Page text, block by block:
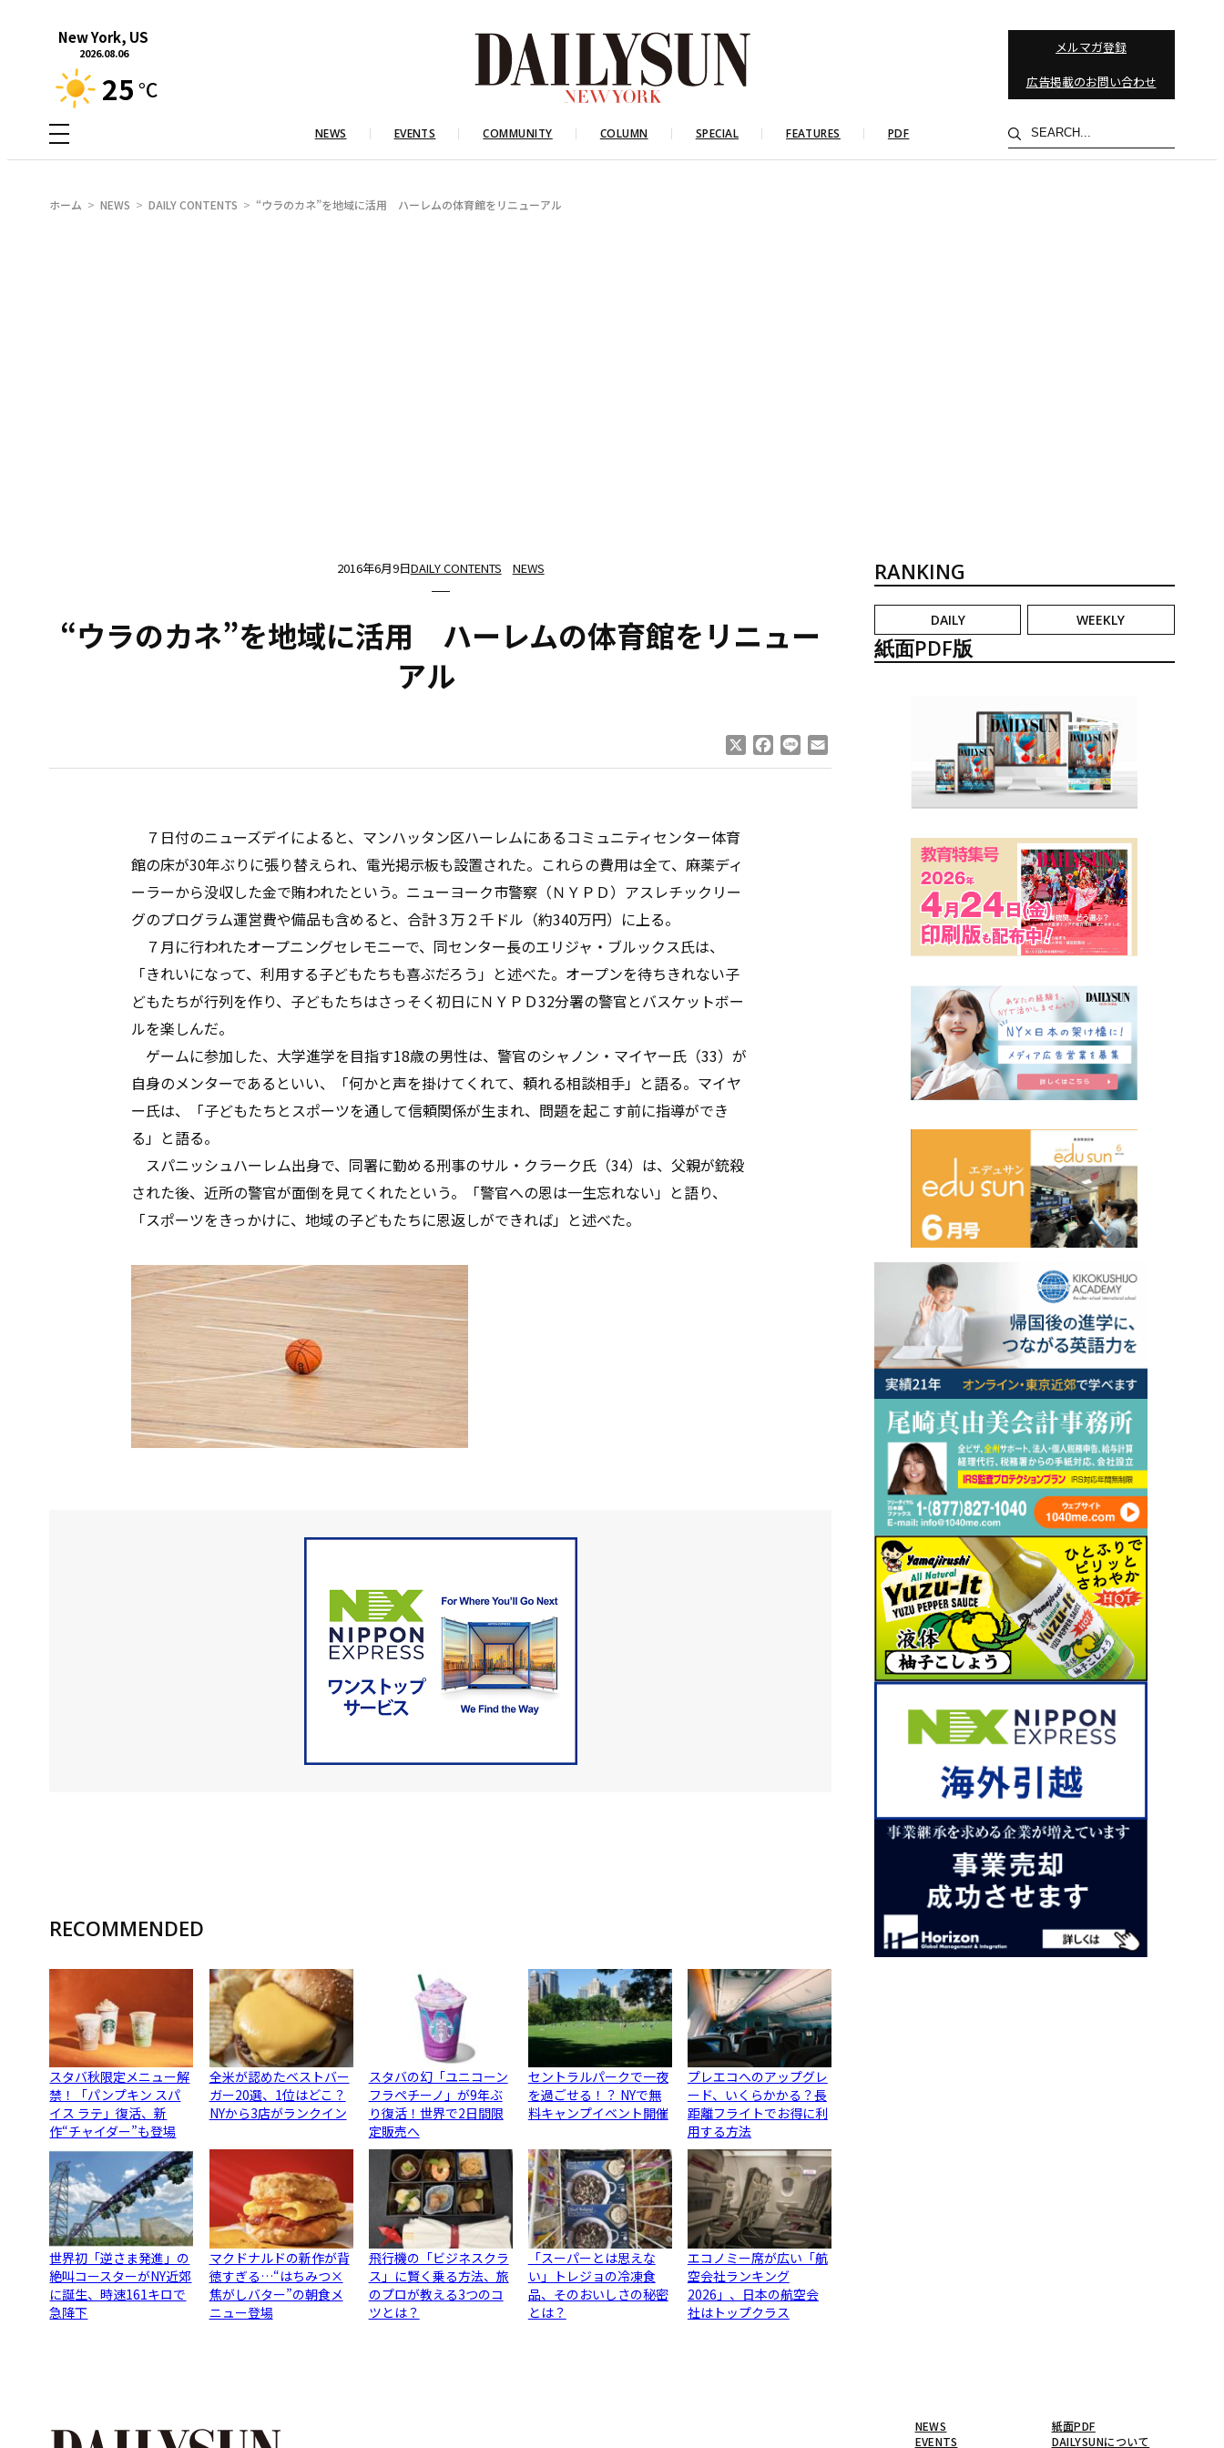
New York, US
2026.08.06
25 °C
メルマガ登録
広告掲載のお問い合わせ
NEWS EVENTS COMMUNITY COLUMN SPECIAL FEATURES PDF
検
索
ホーム NEWS DAILY CONTENTS “ウラのカネ”を地域に活用 ハーレムの体育館をリニューアル
2016年6月9日DAILY CONTENTS NEWS
“ウラのカネ”を地域に活用 ハーレムの体育館をリニュー
アル
Facebook
Line
７日付のニューズデイによると、マンハッタン区ハーレムにあるコミュニティセンター体育
館の床が30年ぶりに張り替えられ、電光掲示板も設置された。これらの費用は全て、麻薬ディ
ーラーから没収した金で賄われたという。ニューヨーク市警察（ＮＹＰＤ）アスレチックリー
グのプログラム運営費や備品も含めると、合計３万２千ドル（約340万円）に上る。
７月に行われたオープニングセレモニーで、同センター長のエリジャ・ブルックス氏は、
「きれいになって、利用する子どもたちも喜ぶだろう」と述べた。オープンを待ちきれない子
どもたちが行列を作り、子どもたちはさっそく初日にＮＹＰＤ32分署の警官とバスケットボー
ルを楽しんだ。
ゲームに参加した、大学進学を目指す18歳の男性は、警官のシャノン・マイヤー氏（33）が
自身のメンターであるといい、「何かと声を掛けてくれて、頼れる相談相手」と語る。マイヤ
ー氏は、「子どもたちとスポーツを通して信頼関係が生まれ、問題を起こす前に指導ができ
る」と語る。
スパニッシュハーレム出身で、同署に勤める刑事のサル・クラーク氏（34）は、父親が銃殺
された後、近所の警官が面倒を見てくれたという。「警官への恩は一生忘れない」と語り、
「スポーツをきっかけに、地域の子どもたちに恩返しができれば」と述べた。
RECOMMENDED
スタバ秋限定メニュー解
禁！「パンプキン スパ
イス ラテ」復活、新
作“チャイダー”も登場
全米が認めたベストバー
ガー20選、1位はどこ？
NYから3店がランクイン
スタバの幻「ユニコーン
フラペチーノ」が9年ぶ
り復活！世界で2日間限
定販売へ
セントラルパークで一夜
を過ごせる！？ NYで無
料キャンプイベント開催
プレエコへのアップグレ
ード、いくらかかる？長
距離フライトでお得に利
用する方法
世界初「逆さま発進」の
絶叫コースターがNY近郊
に誕生、時速161キロで
急降下
マクドナルドの新作が背
徳すぎる…“はちみつ×
焦がしバター”の朝食メ
ニュー登場
飛行機の「ビジネスクラ
ス」に賢く乗る方法、旅
のプロが教える3つのコ
ツとは？
「スーパーとは思えな
い」トレジョの冷凍食
品、そのおいしさの秘密
とは？
エコノミー席が広い「航
空会社ランキング
2026」、日本の航空会
社はトップクラス
RANKING
DAILY WEEKLY
紙面PDF版
NEWS
EVENTS
紙面PDF
DAILYSUNについて